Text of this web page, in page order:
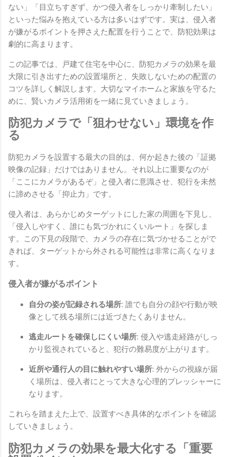
ない」「目立ちすぎず、かつ侵入者をしっかり牽制したい」
といった悩みを抱えている方は多いはずです。実は、侵入者
が嫌がるポイントを押さえた配置を行うことで、防犯効果は
劇的に高まります。
この記事では、戸建て住宅を中心に、防犯カメラの効果を最
大限に引き出すための設置場所と、失敗しないための配置の
コツを詳しく解説します。大切なマイホームと家族を守るた
めに、賢いカメラ活用術を一緒に見ていきましょう。
防犯カメラで「狙わせない」環境を作
る
防犯カメラを設置する最大の目的は、何か起きた後の「証拠
映像の記録」だけではありません。それ以上に重要なのが
「ここにカメラがあるぞ」と侵入者に意識させ、犯行を未然
に諦めさせる「抑止力」です。
侵入者は、あらかじめターゲットにした家の周囲を下見し、
「侵入しやすく、誰にも気づかれにくいルート」を探しま
す。この下見の段階で、カメラの存在に気づかせることがで
きれば、ターゲットから外される可能性は非常に高くなりま
す。
侵入者が嫌がるポイント
自分の姿が記録される場所: 誰でも自分の顔や行動が映
像として残る場所には近づきたくありません。
逃走ルートを確保しにくい場所: 侵入や逃走経路がしっ
かり監視されていると、犯行の難易度が上がります。
近所や通行人の目に触れやすい場所: 外からの視線が届
く場所は、侵入者にとって大きな心理的プレッシャーに
なります。
これらを踏まえた上で、設置すべき具体的なポイントを確認
していきましょう。
防犯カメラの効果を最大化する「重要